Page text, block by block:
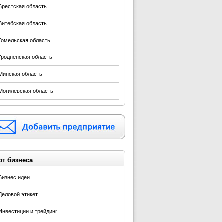
область
область
область
область
область
область
бизнеса
идеи
этикет
и трейдинг